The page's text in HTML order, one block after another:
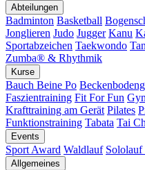
Abteilungen
Badminton Basketball
Jonglieren Judo Jugger Kanu
Sportabzeichen Taekwondo
Zumba® & Rhythmik
Kurse
Bauch Beine Po
Faszientraining Fit For Fun
Krafttraining am Gerät Pilates
Funktionstraining Tabata Tai
Events
Sport Award Waldlauf Sololauf
Allgemeines